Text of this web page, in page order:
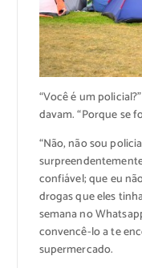
“Você é um
davam. “Porque se
“Não, não sou
confiável; que eu
drogas que eles
semana no
convencê-lo a te
supermercado.